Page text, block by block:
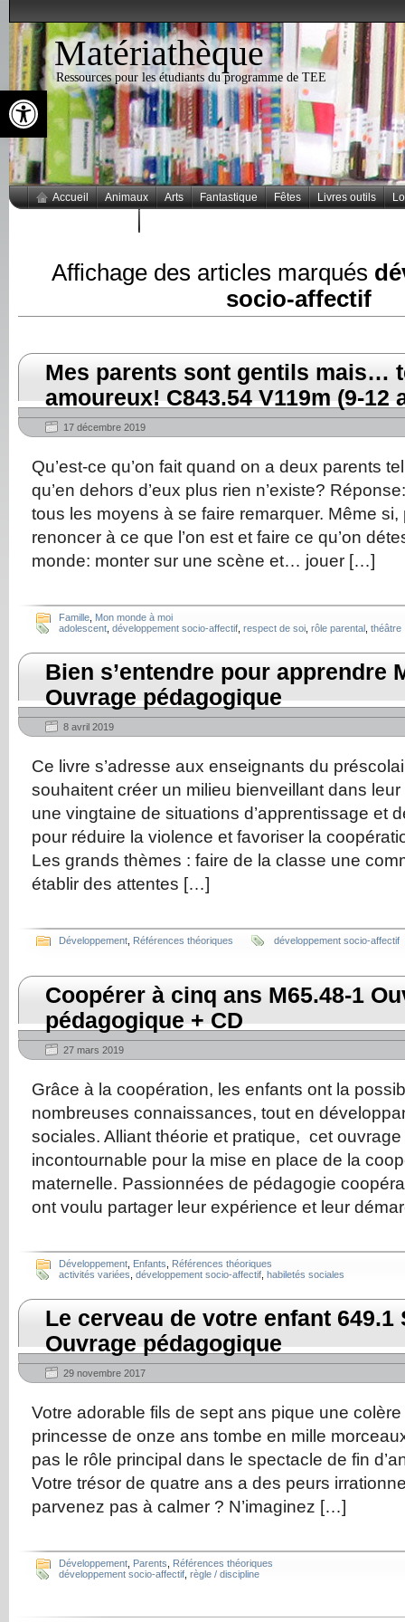
Ouvrir la barre d’outils
Matériathèque
Ressources pour les étudiants du programme de TEE
Accueil Animaux Arts Fantastique Fêtes Livres outils
Affichage des articles marqués
socio-affectif
Mes parents sont gentils mais…
amoureux! C843.54 V119m (9-12
17 décembre 2019
Qu’est-ce qu’on fait quand on a deux parents
qu’en dehors d’eux plus rien n’existe?
tous les moyens à se faire remarquer. Même si,
renoncer à ce que l’on est et faire ce qu’on
monde: monter sur une scène et… jouer […]
Famille Mon monde à moi
adolescent développement socio-affectif respect de soi rôle parental théâtre
Bien s’entendre pour apprendre
Ouvrage pédagogique
8 avril 2019
Ce livre s’adresse aux enseignants du
souhaitent créer un milieu bienveillant dans
une vingtaine de situations d’apprentissage et
pour réduire la violence et favoriser la
Les grands thèmes : faire de la classe une
établir des attentes […]
Développement Références théoriques développement socio-affectif
Coopérer à cinq ans M65.48-1
pédagogique + CD
27 mars 2019
Grâce à la coopération, les enfants ont la
nombreuses connaissances, tout en
sociales. Alliant théorie et pratique, cet
incontournable pour la mise en place de la
maternelle. Passionnées de pédagogie
ont voulu partager leur expérience et leur
Développement Enfants
Références théoriques
activités variées développement socio-affectif habiletés sociales
Le cerveau de votre enfant 649.1
Ouvrage pédagogique
29 novembre 2017
Votre adorable fils de sept ans pique une
princesse de onze ans tombe en mille
pas le rôle principal dans le spectacle de fin
Votre trésor de quatre ans a des peurs
parvenez pas à calmer ? N’imaginez […]
Développement Parents
Références théoriques
développement socio-affectif règle / discipline